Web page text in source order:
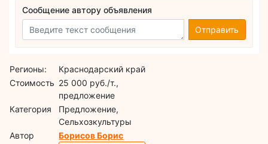
Сообщение автору объявления
Отправить
Регионы:
Краснодарский край
Стоимость 25 000 руб./т.,
предложение
Категория
Предложение,
Сельхозкультуры
Автор
Борисов Борис